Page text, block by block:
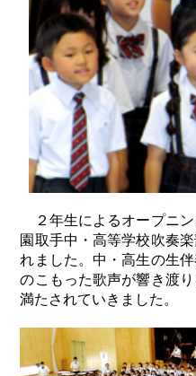
２年生によるオープニ
園取手中・高等学校吹奏
れました。中・高生の生
のこもった歌声が響き渡
満たされていきました。